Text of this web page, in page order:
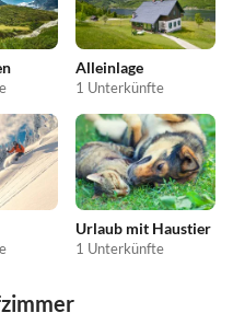
Alleinlage
1 Unterkünfte
Urlaub mit Haustier
1 Unterkünfte